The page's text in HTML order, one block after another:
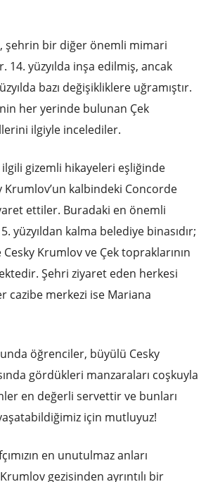
şehrin bir diğer önemli mimari
14. yüzyılda inşa edilmiş, ancak
bazı değişikliklere uğramıştır.
her yerinde bulunan Çek
ilgiyle incelediler.
gizemli hikayeleri eşliğinde
Krumlov’un kalbindeki Concorde
ettiler. Buradaki en önemli
yüzyıldan kalma belediye binasıdır;
Krumlov ve Çek topraklarının
Şehri ziyaret eden herkesi
cazibe merkezi ise Mariana
öğrenciler, büyülü Cesky
gördükleri manzaraları coşkuyla
en değerli servettir ve bunları
için mutluyuz!
en unutulmaz anları
Krumlov gezisinden ayrıntılı bir